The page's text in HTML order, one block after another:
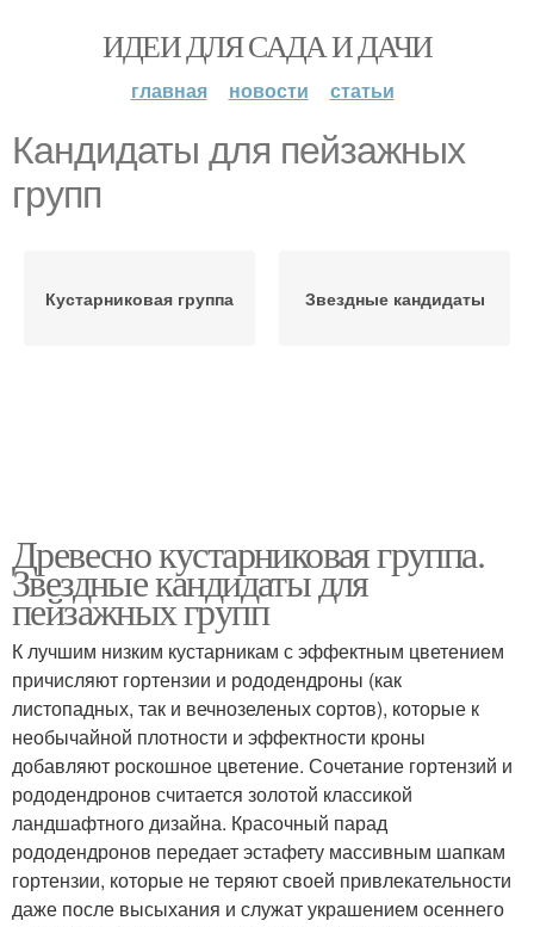
ИДЕИ ДЛЯ САДА И ДАЧИ
главная новости статьи
Кандидаты для пейзажных
групп
Кустарниковая группа Звездные кандидаты
Древесно кустарниковая группа.
Звездные кандидаты для
пейзажных групп
К лучшим низким кустарникам с эффектным цветением
причисляют гортензии и рододендроны (как
листопадных, так и вечнозеленых сортов), которые к
необычайной плотности и эффектности кроны
добавляют роскошное цветение. Сочетание гортензий и
рододендронов считается золотой классикой
ландшафтного дизайна. Красочный парад
рододендронов передает эстафету массивным шапкам
гортензии, которые не теряют своей привлекательности
даже после высыхания и служат украшением осеннего